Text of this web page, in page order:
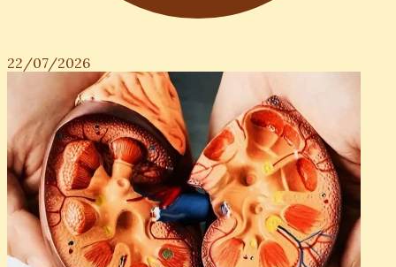
22/07/2026